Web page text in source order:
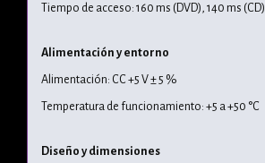
Tiempo de acceso: 160 ms (DVD), 140 ms (CD)
Alimentación y entorno
Alimentación: CC +5 V ± 5 %
Temperatura de funcionamiento: +5 a +50 °C
Diseño y dimensiones